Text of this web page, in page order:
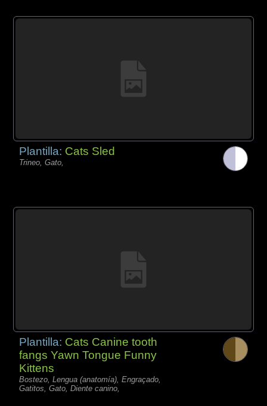
Plantilla: Cats Sled
Trineo, Gato,
Plantilla: Cats Canine tooth
fangs Yawn Tongue Funny
Kittens
Bostezo, Lengua (anatomía), Engraçado,
Gatitos, Gato, Diente canino,